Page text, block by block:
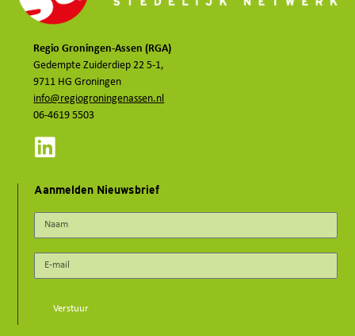
Regio Groningen-Assen (RGA)
Gedempte Zuiderdiep 22 5-1,
9711 HG Groningen
info@regiogroningenassen.nl
06-4619 5503
Aanmelden Nieuwsbrief
Verstuur